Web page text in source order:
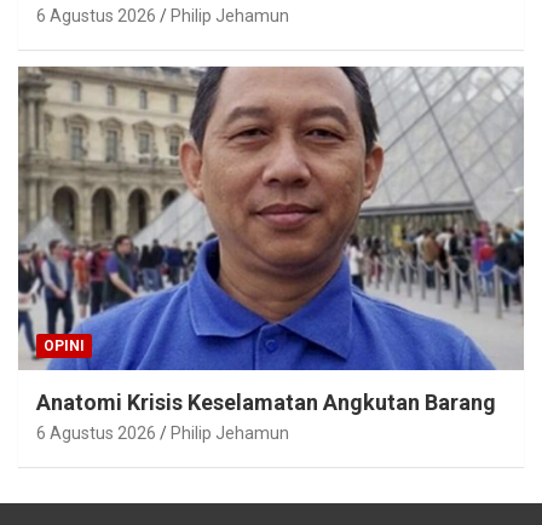
6 Agustus 2026 Philip Jehamun
OPINI
Anatomi Krisis Keselamatan Angkutan Barang
6 Agustus 2026 Philip Jehamun